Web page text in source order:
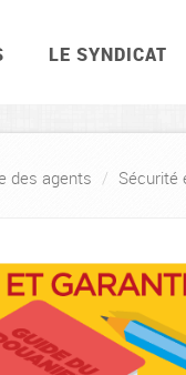
LE SYNDICAT
des agents Sécurité